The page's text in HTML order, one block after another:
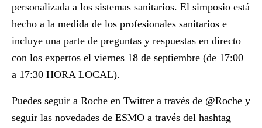
personalizada a los sistemas sanitarios. El simposio está
hecho a la medida de los profesionales sanitarios e
incluye una parte de preguntas y respuestas en directo
con los expertos el viernes 18 de septiembre (de 17:00
a 17:30 HORA LOCAL).
Puedes seguir a Roche en Twitter a través de @Roche y
seguir las novedades de ESMO a través del hashtag